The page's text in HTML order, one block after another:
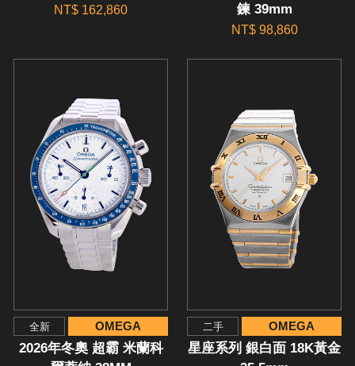
NT$ 162,860
鍊 39mm
NT$ 98,860
全新 OMEGA
2026年冬奧 超霸 米蘭科
二手 OMEGA
星座系列 銀白面 18K黃金